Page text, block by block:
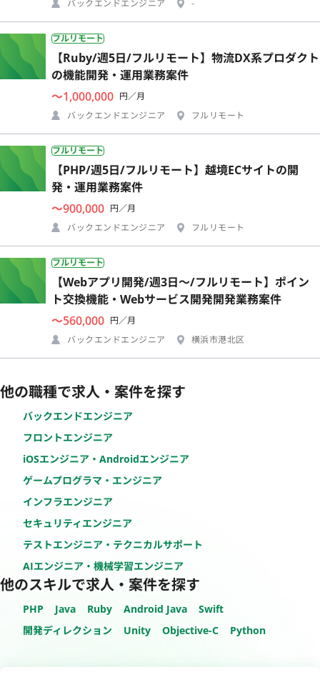
バックエンドエンジニア
-
フルリモート
【Ruby/週5日/フルリモート】物流DX系プロダクト
の機能開発・運用業務案件
〜1,000,000 円／月
バックエンドエンジニア
フルリモート
フルリモート
【PHP/週5日/フルリモート】越境ECサイトの開
発・運用業務案件
〜900,000 円／月
バックエンドエンジニア
フルリモート
フルリモート
【Webアプリ開発/週3日〜/フルリモート】ポイン
ト交換機能・Webサービス開発開発業務案件
〜560,000 円／月
バックエンドエンジニア
横浜市港北区
他の職種で求人・案件を探す
バックエンドエンジニア
フロントエンジニア
iOSエンジニア・Androidエンジニア
ゲームプログラマ・エンジニア
インフラエンジニア
セキュリティエンジニア
テストエンジニア・テクニカルサポート
AIエンジニア・機械学習エンジニア
他のスキルで求人・案件を探す
PHP Java Ruby Android Java
Swift
開発ディレクション
Unity Objective-C Python